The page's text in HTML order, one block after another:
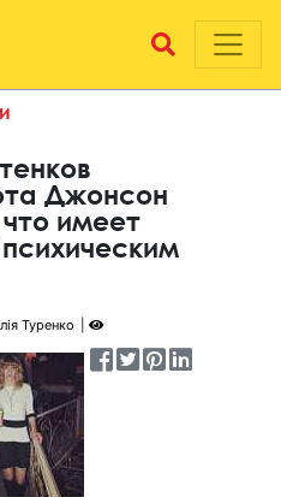
Джонсон
имеет
Туренко